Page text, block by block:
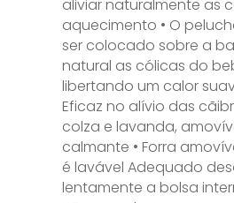
aliviar naturalmente as
aquecimento • O
ser colocado sobre a
natural as cólicas do
libertando um calor
Eficaz no alívio das
colza e lavanda,
calmante • Forra
é lavável Adequado
lentamente a bolsa